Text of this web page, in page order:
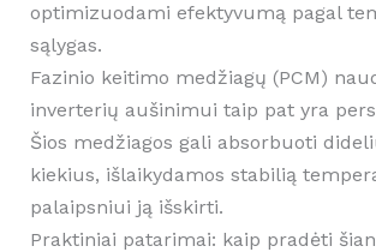
optimizuodami efektyvumą pagal
sąlygas.
Fazinio keitimo medžiagų (PCM)
inverterių aušinimui taip pat yra
Šios medžiagos gali absorbuoti
kiekius, išlaikydamos stabilią
palaipsniui ją išskirti.
Praktiniai patarimai: kaip pradėti